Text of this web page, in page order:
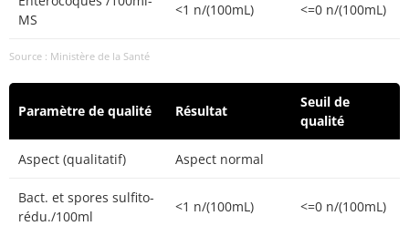
MS
<1 n/(100mL) <=0 n/(100mL)
Source : Ministère de la Santé
Paramètre de qualité Résultat
Seuil de
qualité
Aspect (qualitatif) Aspect normal
Bact. et spores sulfito-
rédu./100ml
<1 n/(100mL) <=0 n/(100mL)